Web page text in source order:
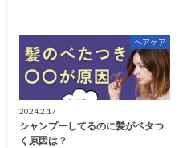
ヘアケア
2024.2.17
シャンプーしてるのに髪がベタつ
く原因は？